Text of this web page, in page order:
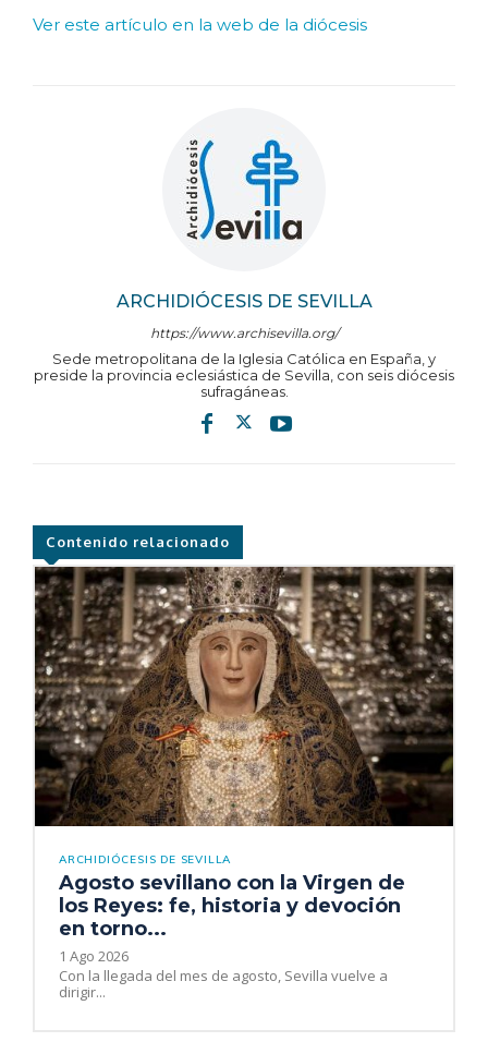
ARCHIDIÓCESIS DE SEVILLA
https://www.archisevilla.org/
Sede metropolitana de la Iglesia Católica en España, y
preside la provincia eclesiástica de Sevilla, con seis diócesis
sufragáneas.
Ver este artículo en la web de la diócesis
Contenido relacionado
ARCHIDIÓCESIS DE SEVILLA
Agosto sevillano con la Virgen de
los Reyes: fe, historia y devoción
en torno...
1 Ago 2026
Con la llegada del mes de agosto, Sevilla vuelve a
dirigir...